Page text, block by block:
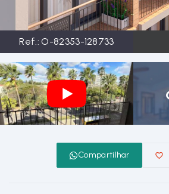
Ref.:O-82353-128733
Compartilhar